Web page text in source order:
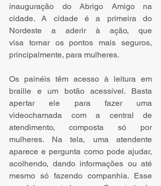
inauguração do Abrigo Amigo na
cidade. A cidade é a primeira do
Nordeste a aderir à ação, que
visa tornar os pontos mais seguros,
principalmente, para mulheres.
Os painéis têm acesso à leitura em
braille e um botão acessível. Basta
apertar ele para fazer uma
videochamada com a central de
atendimento, composta só por
mulheres. Na tela, uma atendente
aparece e pergunta como pode ajudar,
acolhendo, dando informações ou até
mesmo só fazendo companhia. Esse